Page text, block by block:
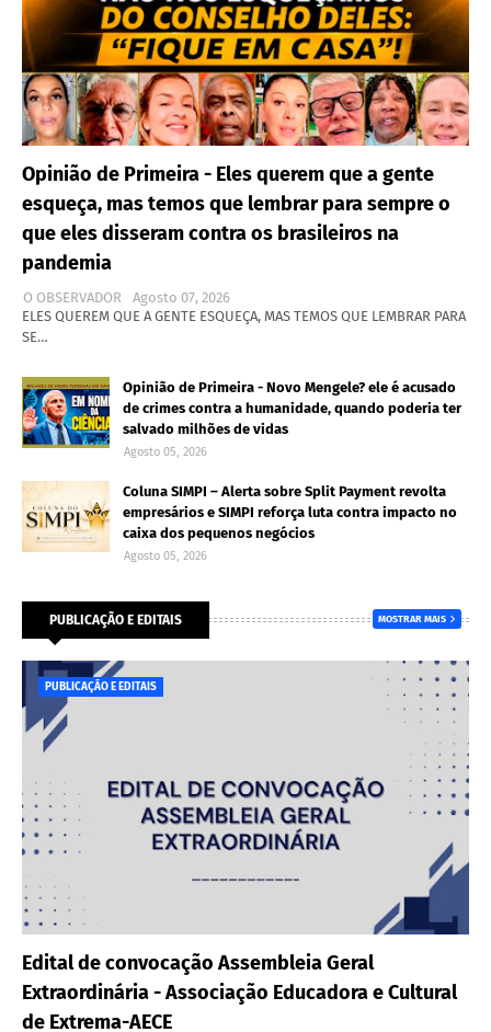
Opinião de Primeira - Eles querem que a gente
esqueça, mas temos que lembrar para sempre o
que eles disseram contra os brasileiros na
pandemia
O OBSERVADOR
Agosto 07, 2026
ELES QUEREM QUE A GENTE ESQUEÇA, MAS TEMOS QUE LEMBRAR PARA
SE…
Opinião de Primeira - Novo Mengele? ele é acusado
de crimes contra a humanidade, quando poderia ter
salvado milhões de vidas
Agosto 05, 2026
Coluna SIMPI – Alerta sobre Split Payment revolta
empresários e SIMPI reforça luta contra impacto no
caixa dos pequenos negócios
Agosto 05, 2026
PUBLICAÇÃO E EDITAIS MOSTRAR MAIS
PUBLICAÇÃO E EDITAIS
Edital de convocação Assembleia Geral
Extraordinária - Associação Educadora e Cultural
de Extrema-AECE